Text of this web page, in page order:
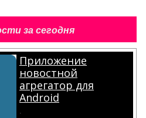
за сегодня
Приложение
новостной
агрегатор для
Android
.